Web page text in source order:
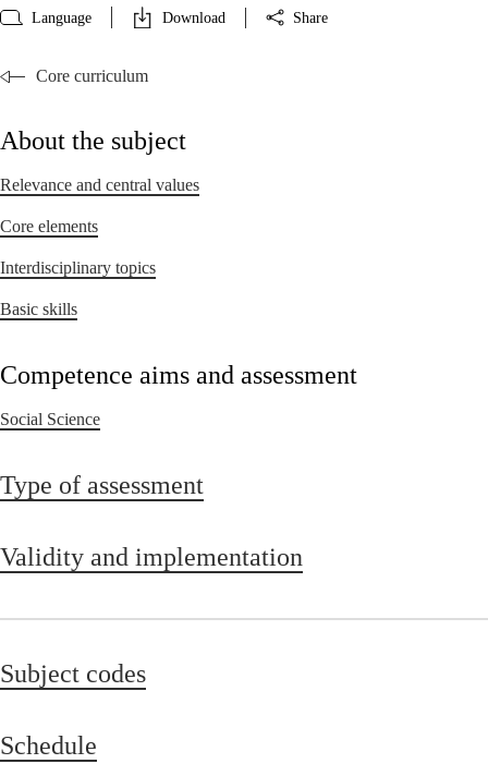
Language Download Share
Core curriculum
About the subject
Relevance and central values
Core elements
Interdisciplinary topics
Basic skills
Competence aims and assessment
Social Science
Type of assessment
Validity and implementation
Subject codes
Schedule